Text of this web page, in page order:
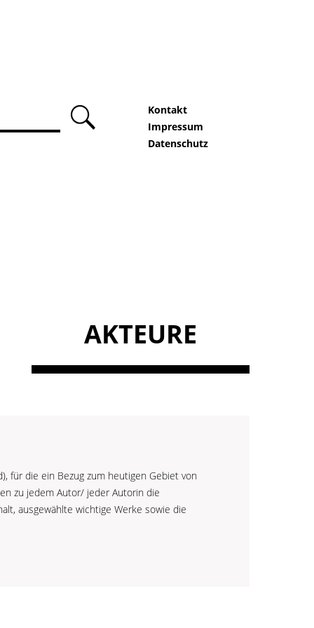
absenden
Kontakt
Impressum
Datenschutz
AKTEURE
für die ein Bezug zum heutigen Gebiet von
zu jedem Autor/ jeder Autorin die
ausgewählte wichtige Werke sowie die